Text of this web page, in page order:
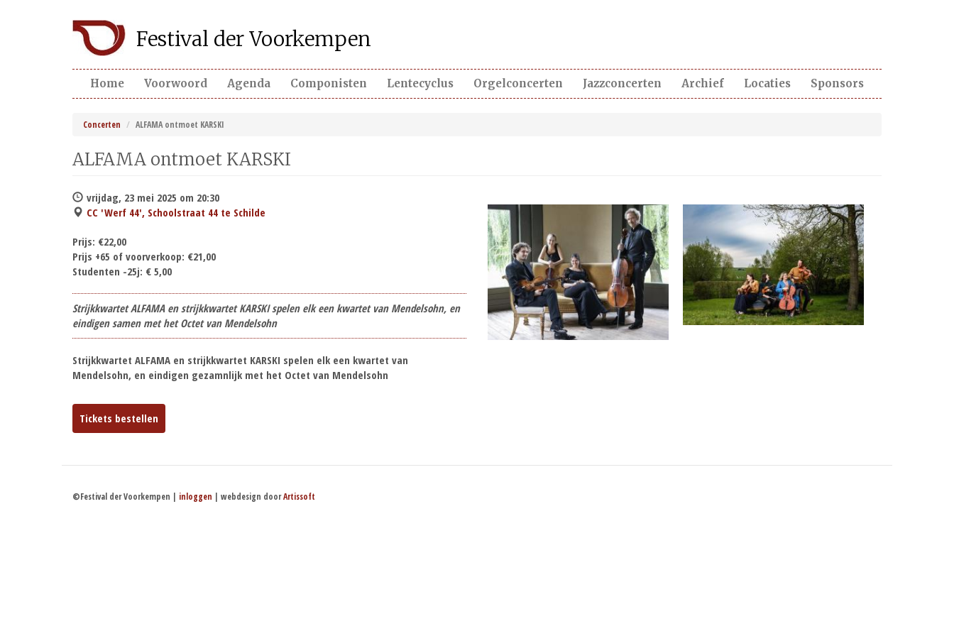
Festival der Voorkempen
Home Voorwoord Agenda Componisten Lentecyclus Orgelconcerten Jazzconcerten Archief Locaties Sponsors
Concerten ALFAMA ontmoet KARSKI
ALFAMA ontmoet KARSKI
vrijdag, 23 mei 2025 om 20:30
CC 'Werf 44', Schoolstraat 44 te Schilde
Prijs: €22,00
Prijs +65 of voorverkoop: €21,00
Studenten -25j: € 5,00
Strijkkwartet ALFAMA en strijkkwartet KARSKI spelen elk een kwartet van Mendelsohn, en
eindigen samen met het Octet van Mendelsohn
Strijkkwartet ALFAMA en strijkkwartet KARSKI spelen elk een kwartet van
Mendelsohn, en eindigen gezamnlijk met het Octet van Mendelsohn
Tickets bestellen
©Festival der Voorkempen | inloggen | webdesign doorArtissoft